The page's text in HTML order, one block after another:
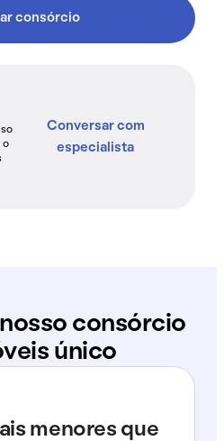
consórcio
o
Conversar com
especialista
consórcio
único
menores que